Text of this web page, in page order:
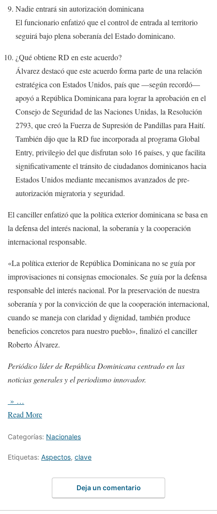
Nadie entrará sin autorización dominicana
El funcionario enfatizó que el control de entrada al territorio
seguirá bajo plena soberanía del Estado dominicano.
¿Qué obtiene RD en este acuerdo?
Álvarez destacó que este acuerdo forma parte de una relación
estratégica con Estados Unidos, país que —según recordó—
apoyó a República Dominicana para lograr la aprobación en el
Consejo de Seguridad de las Naciones Unidas, la Resolución
2793, que creó la Fuerza de Supresión de Pandillas para Haití.
También dijo que la RD fue incorporada al programa Global
Entry, privilegio del que disfrutan solo 16 países, y que facilita
significativamente el tránsito de ciudadanos dominicanos hacia
Estados Unidos mediante mecanismos avanzados de pre-
autorización migratoria y seguridad.
El canciller enfatizó que la política exterior dominicana se basa en
la defensa del interés nacional, la soberanía y la cooperación
internacional responsable.
«La política exterior de República Dominicana no se guía por
improvisaciones ni consignas emocionales. Se guía por la defensa
responsable del interés nacional. Por la preservación de nuestra
soberanía y por la convicción de que la cooperación internacional,
cuando se maneja con claridad y dignidad, también produce
beneficios concretos para nuestro pueblo», finalizó el canciller
Roberto Álvarez.
Periódico líder de República Dominicana centrado en las
noticias generales y el periodismo innovador.
» …
Read More
Categorías: Nacionales
Etiquetas: Aspectos, clave
Deja un comentario